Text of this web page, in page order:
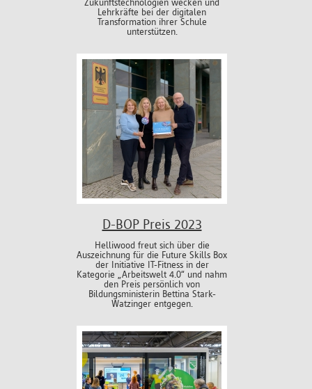
Zukunftstechnologien wecken und
Lehrkräfte bei der digitalen
Transformation ihrer Schule
unterstützen.
D-BOP Preis 2023
Helliwood freut sich über die
Auszeichnung für die Future Skills Box
der Initiative IT-Fitness in der
Kategorie „Arbeitswelt 4.0“ und nahm
den Preis persönlich von
Bildungsministerin Bettina Stark-
Watzinger entgegen.